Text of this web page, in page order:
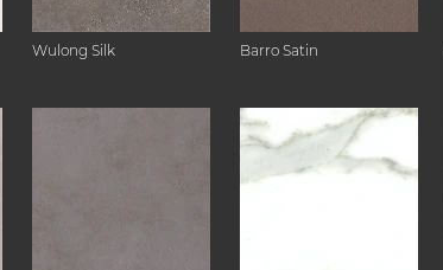
Wulong Silk Barro Satin